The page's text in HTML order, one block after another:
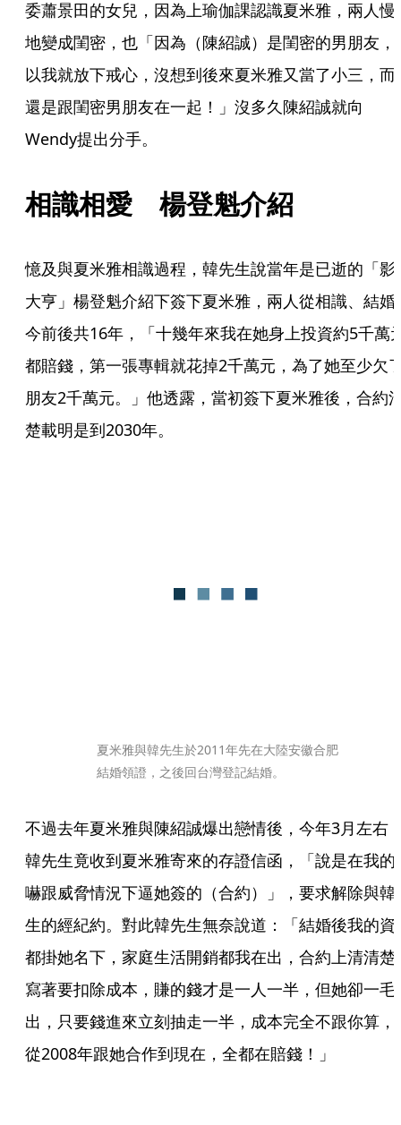
委蕭景田的女兒，因為上瑜伽課認識夏米雅，兩人慢
地變成閨密，也「因為（陳紹誠）是閨密的男朋友，
以我就放下戒心，沒想到後來夏米雅又當了小三，而
還是跟閨密男朋友在一起！」沒多久陳紹誠就向
Wendy提出分手。
相識相愛　楊登魁介紹
憶及與夏米雅相識過程，韓先生說當年是已逝的「影
大亨」楊登魁介紹下簽下夏米雅，兩人從相識、結婚
今前後共16年，「十幾年來我在她身上投資約5千萬
都賠錢，第一張專輯就花掉2千萬元，為了她至少欠
朋友2千萬元。」他透露，當初簽下夏米雅後，合約
楚載明是到2030年。
夏米雅與韓先生於2011年先在大陸安徽合肥
結婚領證，之後回台灣登記結婚。
不過去年夏米雅與陳紹誠爆出戀情後，今年3月左右
韓先生竟收到夏米雅寄來的存證信函，「說是在我的
嚇跟威脅情況下逼她簽的（合約）」，要求解除與韓
生的經紀約。對此韓先生無奈說道：「結婚後我的資
都掛她名下，家庭生活開銷都我在出，合約上清清楚
寫著要扣除成本，賺的錢才是一人一半，但她卻一毛
出，只要錢進來立刻抽走一半，成本完全不跟你算，
從2008年跟她合作到現在，全都在賠錢！」